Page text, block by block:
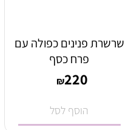
שרשרת פנינים כפולה עם
פרח כסף
₪220
הוסף לסל